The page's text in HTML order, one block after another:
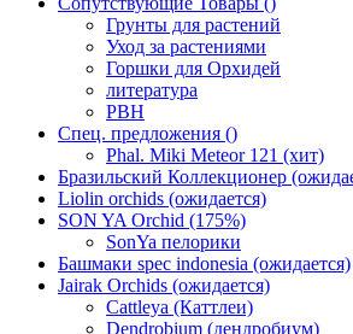
Грунты для растений
Уход за растениями
Горшки для Орхидей
литература
РВН
Спец. предложения ()
Phal. Miki Meteor 121 (хит)
Бразильский Коллекционер
Liolin orchids (ожидается)
SON YA Orchid (175%)
SonYa пелорики
Башмаки spec indonesia (ожидается)
Jairak Orchids (ожидается)
Cattleya (Каттлеи)
Dendrobium (дендробиум)